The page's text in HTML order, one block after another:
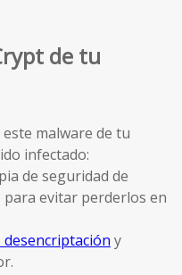
de tu
malware de tu
infectado:
de seguridad de
evitar perderlos en
y